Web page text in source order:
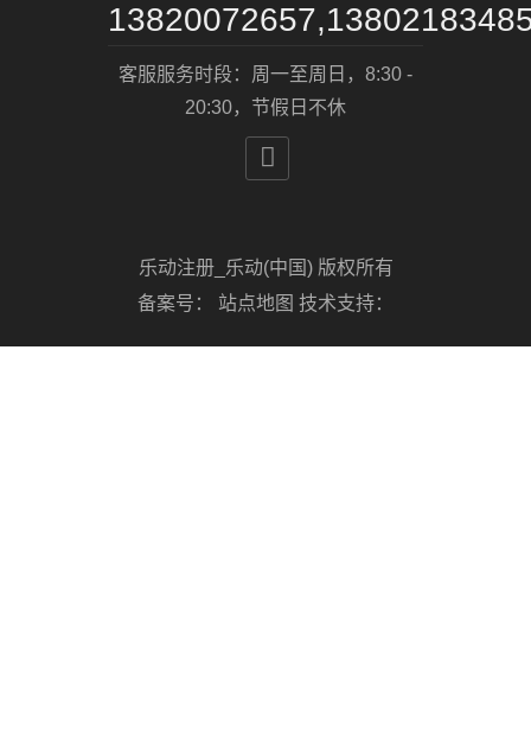
客服服务时段：周一至周日，8:30 -
20:30，节假日不休

乐动注册_乐动(中国) 版权所有
备案号： 站点地图 技术支持：